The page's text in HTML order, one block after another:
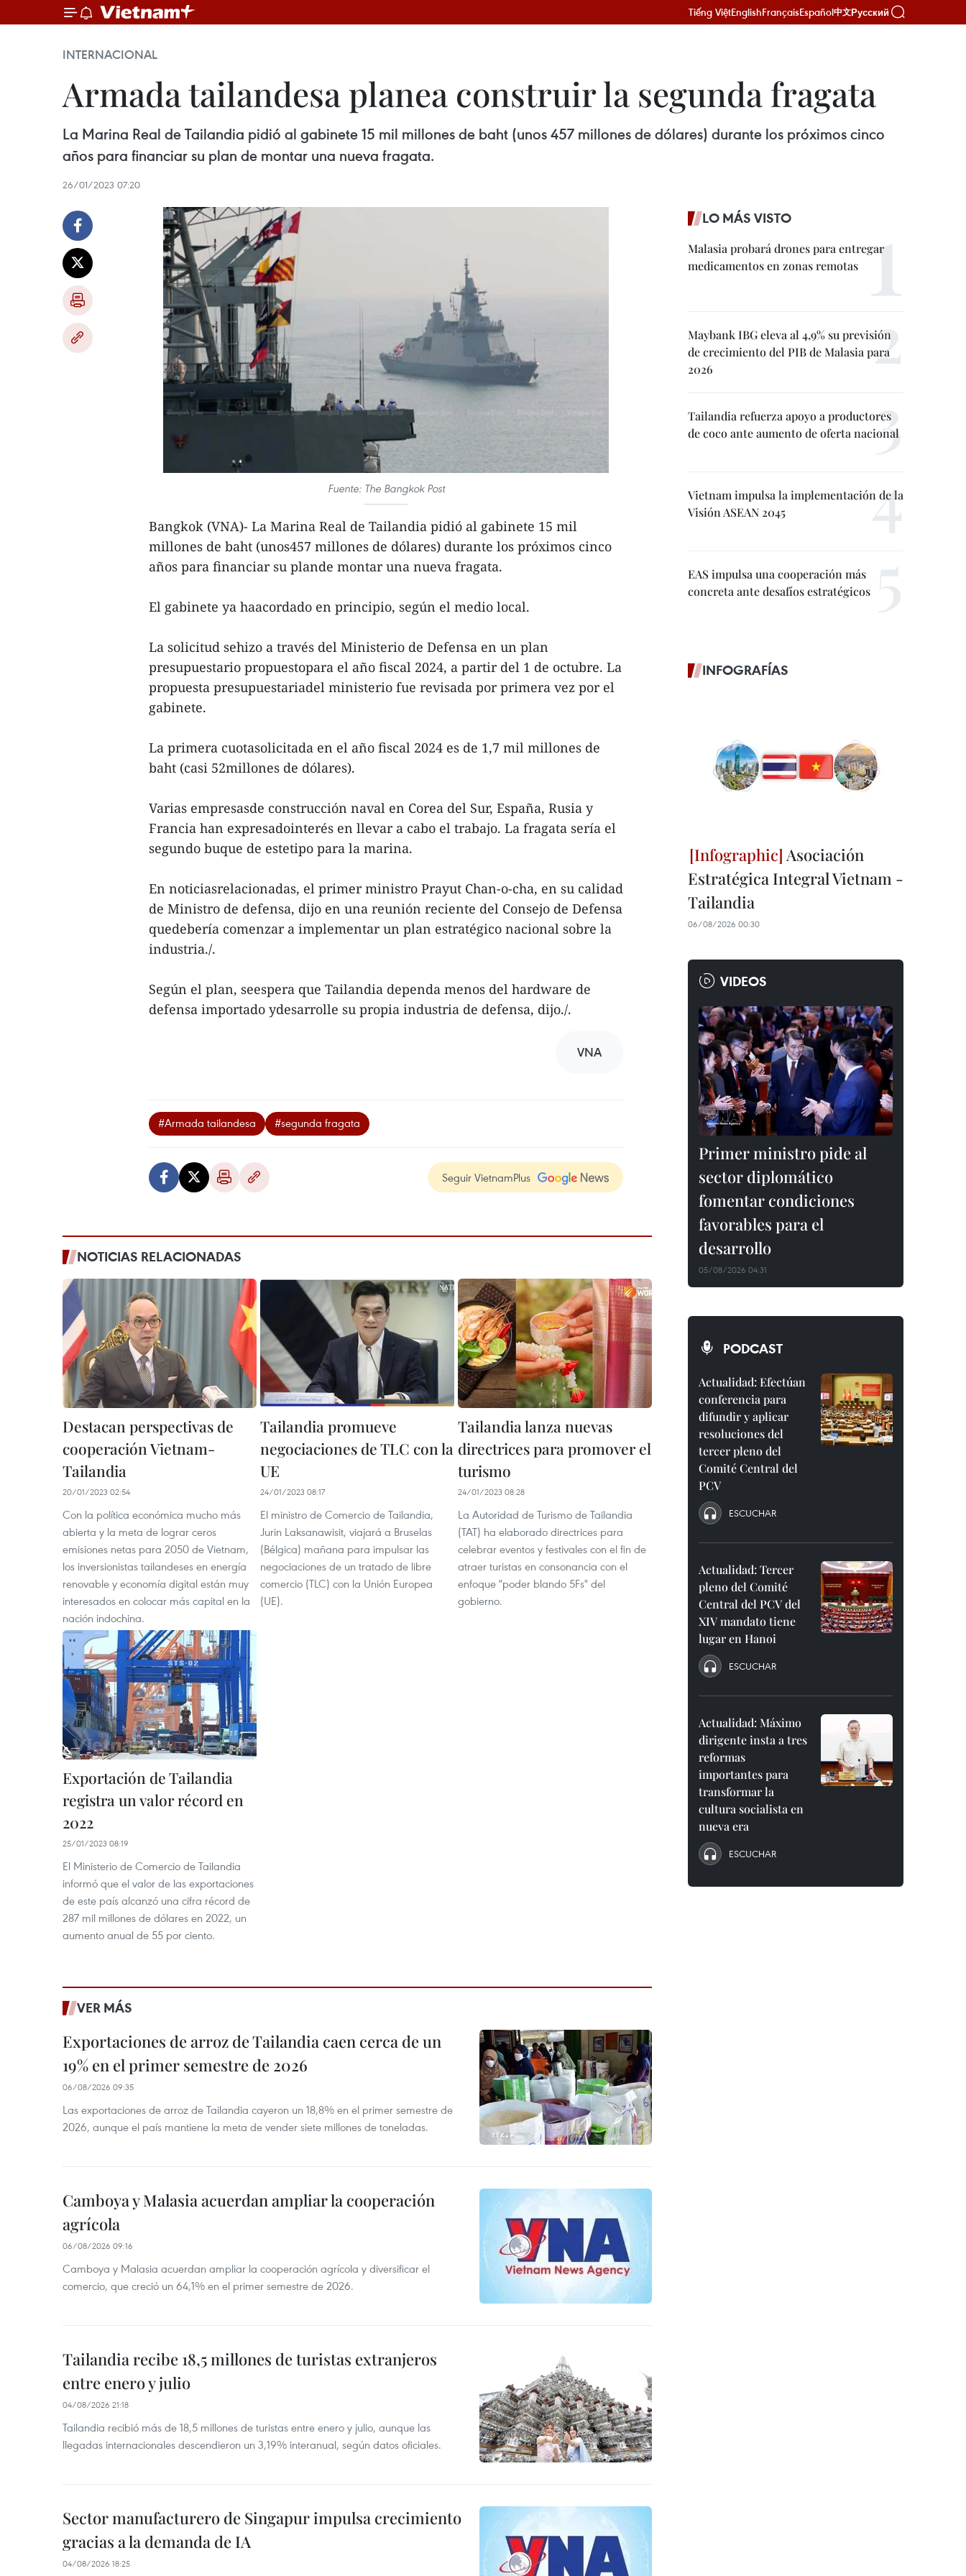
Tiếng ViệtEnglishFrançaisEspañol中文Русский
INTERNACIONAL
Armada tailandesa planea construir la segunda fragata
La Marina Real de Tailandia pidió al gabinete 15 mil millones de baht (unos 457 millones de dólares) durante los próximos cinco
años para financiar su plan de montar una nueva fragata.
26/01/2023 07:20
Fuente: The Bangkok Post
Bangkok (VNA)- La Marina Real de Tailandia pidió al gabinete 15 mil
millones de baht (unos457 millones de dólares) durante los próximos cinco
años para financiar su plande montar una nueva fragata.
El gabinete ya haacordado en principio, según el medio local.
La solicitud sehizo a través del Ministerio de Defensa en un plan
presupuestario propuestopara el año fiscal 2024, a partir del 1 de octubre. La
propuesta presupuestariadel ministerio fue revisada por primera vez por el
gabinete.
La primera cuotasolicitada en el año fiscal 2024 es de 1,7 mil millones de
baht (casi 52millones de dólares).
Varias empresasde construcción naval en Corea del Sur, España, Rusia y
Francia han expresadointerés en llevar a cabo el trabajo. La fragata sería el
segundo buque de estetipo para la marina.
En noticiasrelacionadas, el primer ministro Prayut Chan-o-cha, en su calidad
de Ministro de defensa, dijo en una reunión reciente del Consejo de Defensa
quedebería comenzar a implementar un plan estratégico nacional sobre la
industria./.
Según el plan, seespera que Tailandia dependa menos del hardware de
defensa importado ydesarrolle su propia industria de defensa, dijo./.
VNA
#Armada tailandesa #segunda fragata
Seguir VietnamPlus
NOTICIAS RELACIONADAS
Destacan perspectivas de
cooperación Vietnam-
Tailandia
20/01/2023 02:54
Con la política económica mucho más
abierta y la meta de lograr ceros
emisiones netas para 2050 de Vietnam,
los inversionistas tailandeses en energía
renovable y economía digital están muy
interesados en colocar más capital en la
nación indochina.
Tailandia promueve
negociaciones de TLC con la
UE
24/01/2023 08:17
El ministro de Comercio de Tailandia,
Jurin Laksanawisit, viajará a Bruselas
(Bélgica) mañana para impulsar las
negociaciones de un tratado de libre
comercio (TLC) con la Unión Europea
(UE).
Tailandia lanza nuevas
directrices para promover el
turismo
24/01/2023 08:28
La Autoridad de Turismo de Tailandia
(TAT) ha elaborado directrices para
celebrar eventos y festivales con el fin de
atraer turistas en consonancia con el
enfoque "poder blando 5Fs" del
gobierno.
Exportación de Tailandia
registra un valor récord en
2022
25/01/2023 08:19
El Ministerio de Comercio de Tailandia
informó que el valor de las exportaciones
de este país alcanzó una cifra récord de
287 mil millones de dólares en 2022, un
aumento anual de 55 por ciento.
VER MÁS
Exportaciones de arroz de Tailandia caen cerca de un
19% en el primer semestre de 2026
06/08/2026 09:35
Las exportaciones de arroz de Tailandia cayeron un 18,8% en el primer semestre de
2026, aunque el país mantiene la meta de vender siete millones de toneladas.
Camboya y Malasia acuerdan ampliar la cooperación
agrícola
06/08/2026 09:16
Camboya y Malasia acuerdan ampliar la cooperación agrícola y diversificar el
comercio, que creció un 64,1% en el primer semestre de 2026.
Tailandia recibe 18,5 millones de turistas extranjeros
entre enero y julio
04/08/2026 21:18
Tailandia recibió más de 18,5 millones de turistas entre enero y julio, aunque las
llegadas internacionales descendieron un 3,19% interanual, según datos oficiales.
Sector manufacturero de Singapur impulsa crecimiento
gracias a la demanda de IA
04/08/2026 18:25
LO MÁS VISTO
Malasia probará drones para entregar
medicamentos en zonas remotas
Maybank IBG eleva al 4,9% su previsión
de crecimiento del PIB de Malasia para
2026
Tailandia refuerza apoyo a productores
de coco ante aumento de oferta nacional
Vietnam impulsa la implementación de la
Visión ASEAN 2045
EAS impulsa una cooperación más
concreta ante desafíos estratégicos
INFOGRAFÍAS
Asociación
Estratégica Integral Vietnam -
Tailandia
06/08/2026 00:30
VIDEOS
Primer ministro pide al
sector diplomático
fomentar condiciones
favorables para el
desarrollo
05/08/2026 04:31
PODCAST
Actualidad: Efectúan
conferencia para
difundir y aplicar
resoluciones del
tercer pleno del
Comité Central del
PCV
ESCUCHAR
Actualidad: Tercer
pleno del Comité
Central del PCV del
XIV mandato tiene
lugar en Hanoi
ESCUCHAR
Actualidad: Máximo
dirigente insta a tres
reformas
importantes para
transformar la
cultura socialista en
nueva era
ESCUCHAR